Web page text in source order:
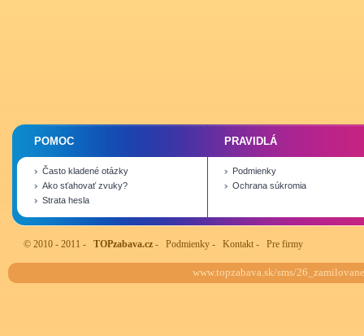
POMOC
Často kladené otázky
Ako sťahovať zvuky?
Strata hesla
PRAVIDLÁ
Podmienky
Ochrana súkromia
© 2010 - 2011 - TOPzabava.cz - Podmienky - Kontakt - Pre firmy
www.topzabava.sk/sms/